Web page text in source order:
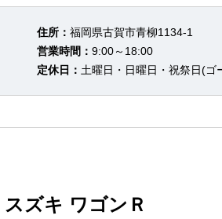
住所： 福岡県古賀市青柳1134-1
営業時間： 9:00～18:00
定休日： 土曜日・日曜日・祝祭日(ゴ
スズキ ワゴンＲ